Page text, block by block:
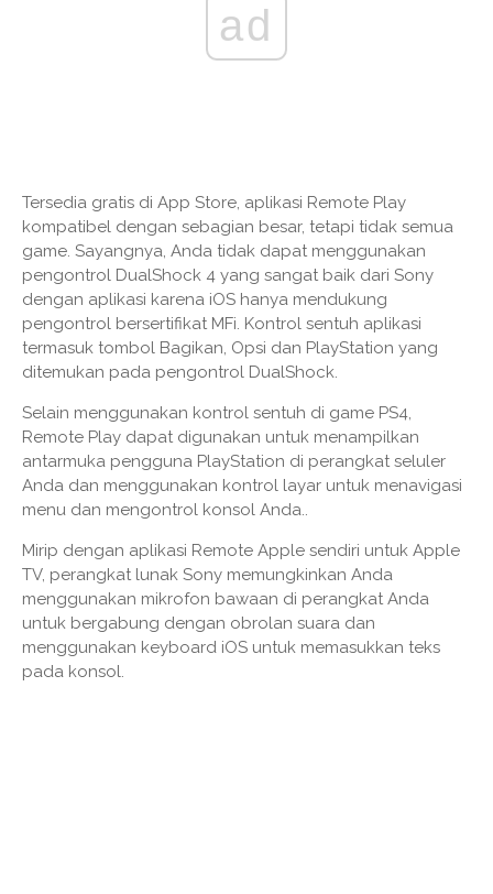
ad
Tersedia gratis di App Store, aplikasi Remote Play
kompatibel dengan sebagian besar, tetapi tidak semua
game. Sayangnya, Anda tidak dapat menggunakan
pengontrol DualShock 4 yang sangat baik dari Sony
dengan aplikasi karena iOS hanya mendukung
pengontrol bersertifikat MFi. Kontrol sentuh aplikasi
termasuk tombol Bagikan, Opsi dan PlayStation yang
ditemukan pada pengontrol DualShock.
Selain menggunakan kontrol sentuh di game PS4,
Remote Play dapat digunakan untuk menampilkan
antarmuka pengguna PlayStation di perangkat seluler
Anda dan menggunakan kontrol layar untuk menavigasi
menu dan mengontrol konsol Anda..
Mirip dengan aplikasi Remote Apple sendiri untuk Apple
TV, perangkat lunak Sony memungkinkan Anda
menggunakan mikrofon bawaan di perangkat Anda
untuk bergabung dengan obrolan suara dan
menggunakan keyboard iOS untuk memasukkan teks
pada konsol.